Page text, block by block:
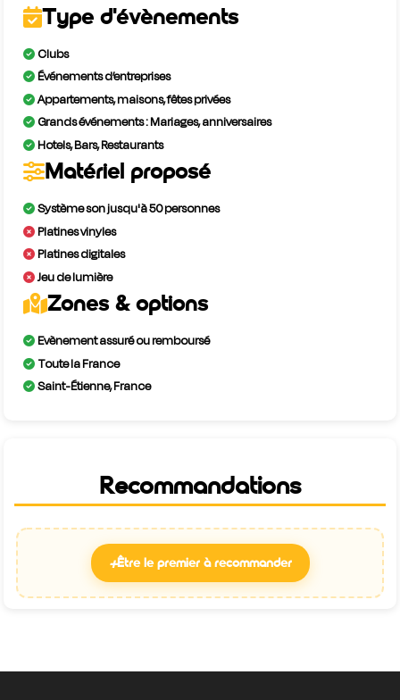
Type d'évènements
Clubs
Événements d’entreprises
Appartements, maisons, fêtes privées
Grands événements : Mariages, anniversaires
Hotels, Bars, Restaurants
Matériel proposé
Système son jusqu'à 50 personnes
Platines vinyles
Platines digitales
Jeu de lumière
Zones & options
Evènement assuré ou remboursé
Toute la France
Saint-Étienne, France
Recommandations
+Être le premier à recommander